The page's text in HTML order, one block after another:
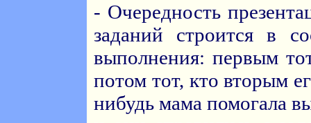
- Очередность
заданий строится в
выполнения: первым
потом тот, кто вторым
нибудь мама помогала